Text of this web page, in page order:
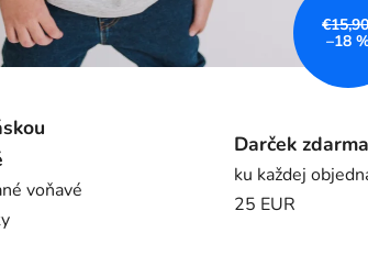
€15,90
–18
voňavé
Darček zdarma
ku každej
25 EUR